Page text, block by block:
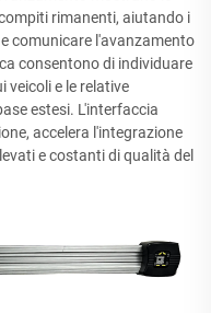
rimanenti, aiutando i
comunicare l'avanzamento
consentono di individuare
veicoli e le relative
estesi. L'interfaccia
accelera l'integrazione
e costanti di qualità del